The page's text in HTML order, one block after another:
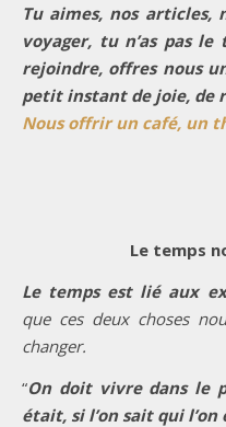
Tu aimes, nos articles,
voyager, tu n’as pas le
rejoindre, offres nous
petit instant de joie, de
Nous offrir un café, un
Le temps
Le temps est lié aux
que ces deux choses
changer.
“On doit vivre dans le
était, si l’on sait qui l’on